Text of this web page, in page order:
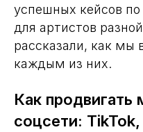
успешных кейсов
для артистов
рассказали, как мы
каждым из них.
Как продвигать
соцсети: